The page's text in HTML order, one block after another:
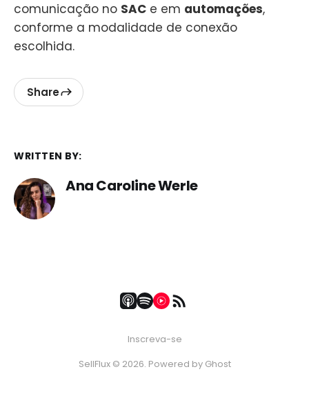
comunicação no SAC e em automações,
conforme a modalidade de conexão
escolhida.
Share
WRITTEN BY:
Ana Caroline Werle
Inscreva-se
SellFlux © 2026. Powered by Ghost